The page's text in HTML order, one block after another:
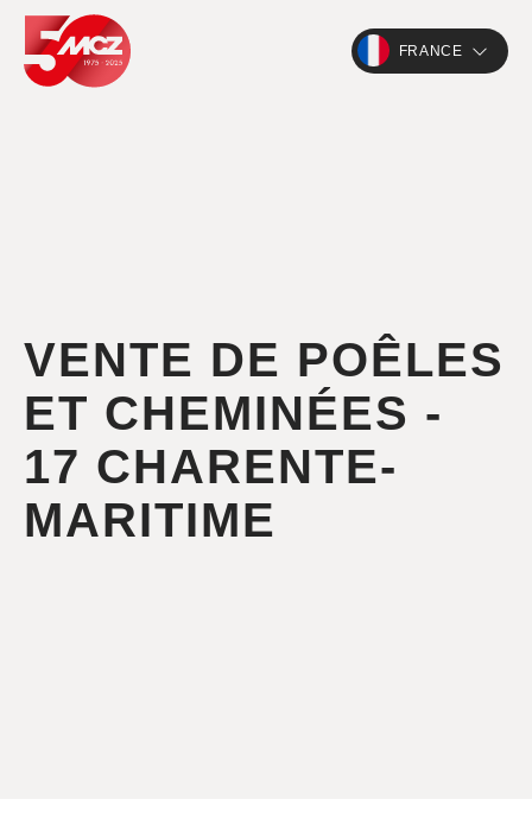
FRANCE
VENTE DE POÊLES
ET CHEMINÉES -
17 CHARENTE-
MARITIME